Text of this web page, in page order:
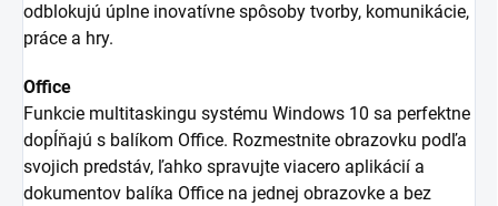
odblokujú úplne inovatívne spôsoby tvorby, komunikácie,
práce a hry.
Office
Funkcie multitaskingu systému Windows 10 sa perfektne
dopĺňajú s balíkom Office. Rozmestnite obrazovku podľa
svojich predstáv, ľahko spravujte viacero aplikácií a
dokumentov balíka Office na jednej obrazovke a bez